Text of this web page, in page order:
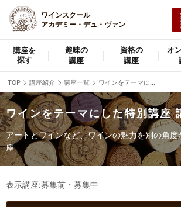
ワインスクール
アカデミー・デュ・ヴァン
講座を
探す
趣味の
講座
資格の
講座
オ
TOP 講座紹介 講座一覧 ワインをテーマにした特別講座講座一覧
ワインをテーマにした特別講座
アートとワインなど、ワインの魅力を別の角
座
表示講座:募集前・募集中